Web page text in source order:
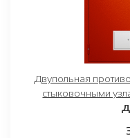
Двупольная
стыковочными